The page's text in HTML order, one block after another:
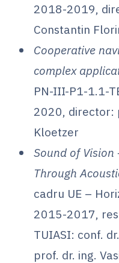
2018-2019,
Constantin
Cooperative
complex
PN-III-P1-1.1-
2020, director:
Kloetzer
Sound of Vision
Through
cadru UE –
2015-2017,
TUIASI: conf.
prof. dr. ing.